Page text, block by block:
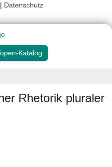
| Datenschutz
Katalog
Rhetorik pluraler